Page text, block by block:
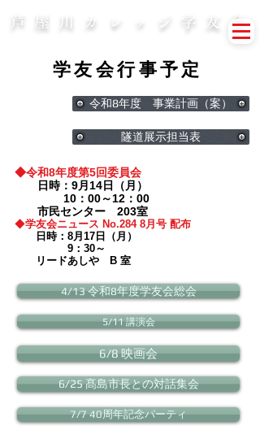
芦屋川カレッジ学友会
学友会行事予定
令和8年度 事業計画（案）
隧道展示担当表
◆令和8年度第5回委員会
日時：9月14日（月）
10：00～12：00
市民センター 203室
​◆学友会ニュース No.284 8月号 配布
日時：8月17日（月）
​ 9：30～
リードあしや B 室
4/13 令和8年度学友会総会
5/11 講演会
6/8 映画会
6/25 髙島市長との対話集会
7/7 40周年記念パーティ